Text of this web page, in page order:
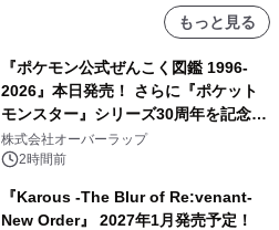
もっと見る
『ポケモン公式ぜんこく図鑑 1996-
2026』本日発売！ さらに『ポケット
モンスター』シリーズ30周年を記念し
た画集『ポケットモンスター ビジュア
ルアートブック』の発売決定！ 2026
株式会社オーバーラップ
2時間前
『Karous -The Blur of Re:venant-
New Order』 2027年1月発売予定！